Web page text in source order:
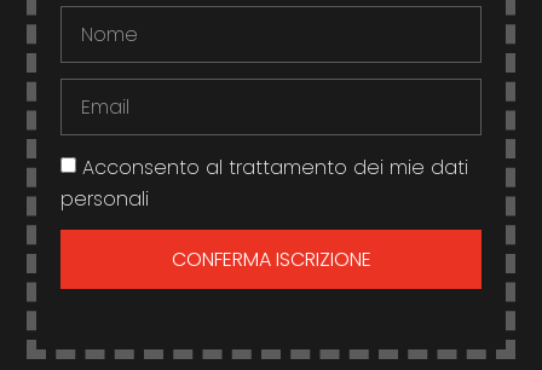
Acconsento al trattamento dei mie dati
personali
CONFERMA ISCRIZIONE